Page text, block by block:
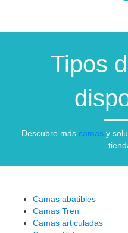
Tipos
Descubre más camas y
Camas abatibles
Camas Tren
Camas articuladas